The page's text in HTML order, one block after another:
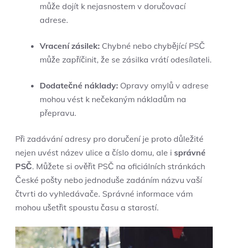
může dojít k nejasnostem v doručovací
adrese.
Vracení zásilek: Chybné nebo chybějící PSČ
může zapříčinit, že se zásilka vrátí odesílateli.
Dodatečné náklady: Opravy omylů v adrese
mohou vést k nečekaným nákladům na
přepravu.
Při zadávání adresy pro doručení je proto důležité
nejen uvést název ulice a číslo domu, ale i správné
PSČ. Můžete si ověřit PSČ na oficiálních stránkách
České pošty nebo jednoduše zadáním názvu vaší
čtvrti do vyhledávače. Správné informace vám
mohou ušetřit spoustu času a starostí.